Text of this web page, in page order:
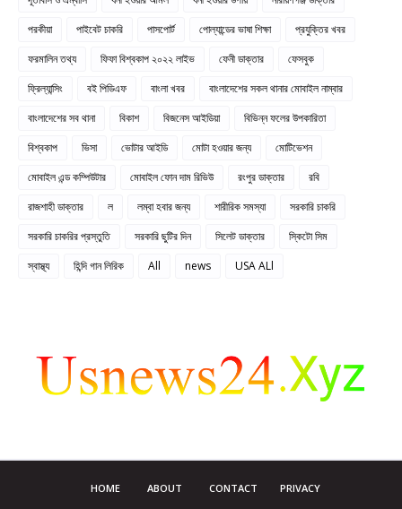
পরকীয়া
পাইবেট চাকরি পাসপোর্ট পোল্যান্ডের ভাষা শিক্ষা
প্রযুক্তির খবর
ফরমালিন তথ্য
ফিফা বিশ্বকাপ ২০২২ লাইভ ফেনী ডাক্তার
ফেসবুক
ফ্রিল্যান্সিং
বই পিডিএফ বাংলা খবর
বাংলাদেশের সকল থানার মোবাইল নাম্বার
বাংলাদেশের সব থানা
বিকাশ বিজনেস আইডিয়া
বিভিন্ন ফলের উপকারিতা
বিশ্বকাপ
ভিসা ভোটার আইডি মোটা হওয়ার জন্য
মোটিভেশন
মোবাইল এন্ড কম্পিউটার
মোবাইল ফোন দাম রিভিউ রংপুর ডাক্তার
রবি
রাজশাহী ডাক্তার
ল লম্বা হবার জন্য শারীরিক সমস্যা
সরকারি চাকরি
সরকারি চাকরির প্রস্তুতি
সরকারি ছুটির দিন সিলেট ডাক্তার
স্কিটো সিম
স্বাস্থ্য
হিন্দি গান লিরিক All news USA ALl
HOME ABOUT CONTACT PRIVACY